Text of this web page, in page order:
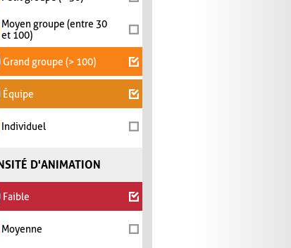
Moyen groupe (entre 30
et 100)
Grand groupe (> 100)
Équipe
Individuel
D'ANIMATION
Faible
Moyenne